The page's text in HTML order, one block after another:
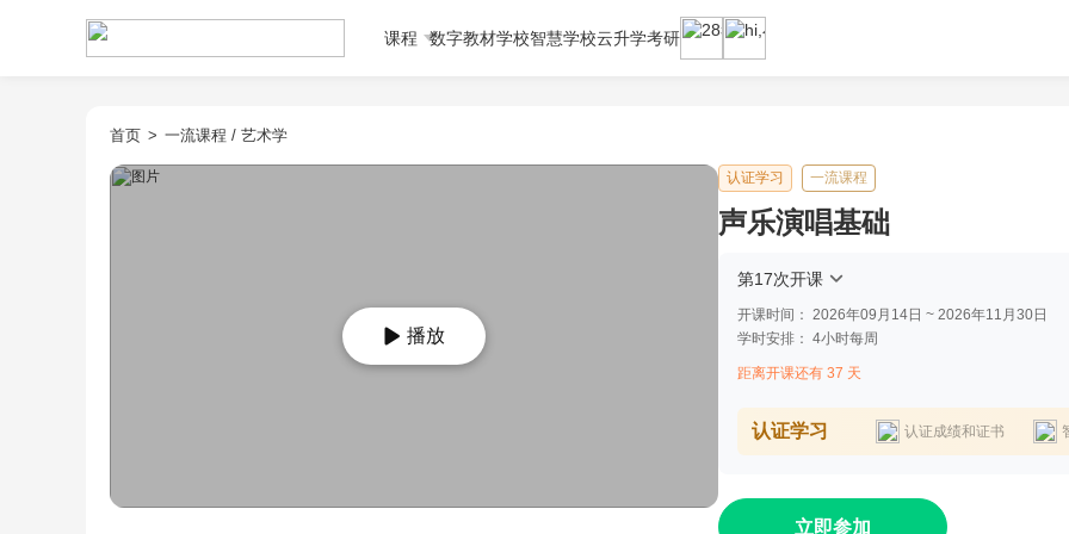
课程 数字教材学校智慧学校云升学考研
首页 > 一流课程 / 艺术学
播放
认证学习 一流课程
声乐演唱基础
第17次开课
开课时间： 2026年09月14日 ~ 2026年11月30日
学时安排： 4小时每周
距离开课还有 37 天
认证学习 认证成绩和证书
立即参加